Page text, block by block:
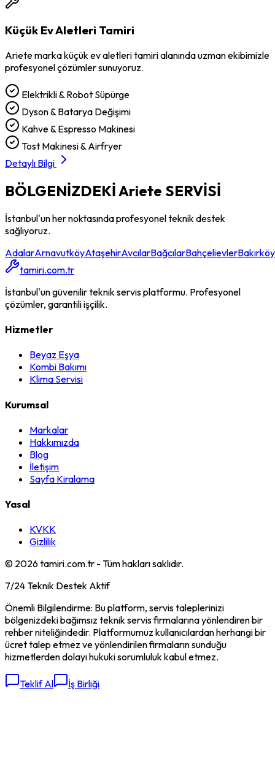
Küçük Ev Aletleri Tamiri
Arietemarkaküçük ev aletleri tamirialanında uzman ekibimizle
profesyonel çözümler sunuyoruz.
Elektrikli & Robot Süpürge
Dyson & Batarya Değişimi
Kahve & Espresso Makinesi
Tost Makinesi & Airfryer
Detaylı Bilgi
BÖLGENİZDEKİAriete SERVİSİ
İstanbul'un her noktasında profesyonel teknik destek
sağlıyoruz.
AdalarArnavutköyAtaşehirAvcılarBağcılarBahçelievlerBakırköy
tamiri.com.tr
İstanbul'un güvenilir teknik servis platformu. Profesyonel
çözümler, garantili işçilik.
Hizmetler
Beyaz Eşya
Kombi Bakımı
Klima Servisi
Kurumsal
Markalar
Hakkımızda
Blog
İletişim
Sayfa Kiralama
Yasal
KVKK
Gizlilik
© 2026tamiri.com.tr - Tüm hakları saklıdır.
7/24 Teknik Destek Aktif
Önemli Bilgilendirme: Bu platform, servis taleplerinizi
bölgenizdeki bağımsız teknik servis firmalarına yönlendiren bir
rehber niteliğindedir. Platformumuz kullanıcılardan herhangi bir
ücret talep etmez ve yönlendirilen firmaların sunduğu
hizmetlerden dolayı hukuki sorumluluk kabul etmez.
Teklif Al İş Birliği